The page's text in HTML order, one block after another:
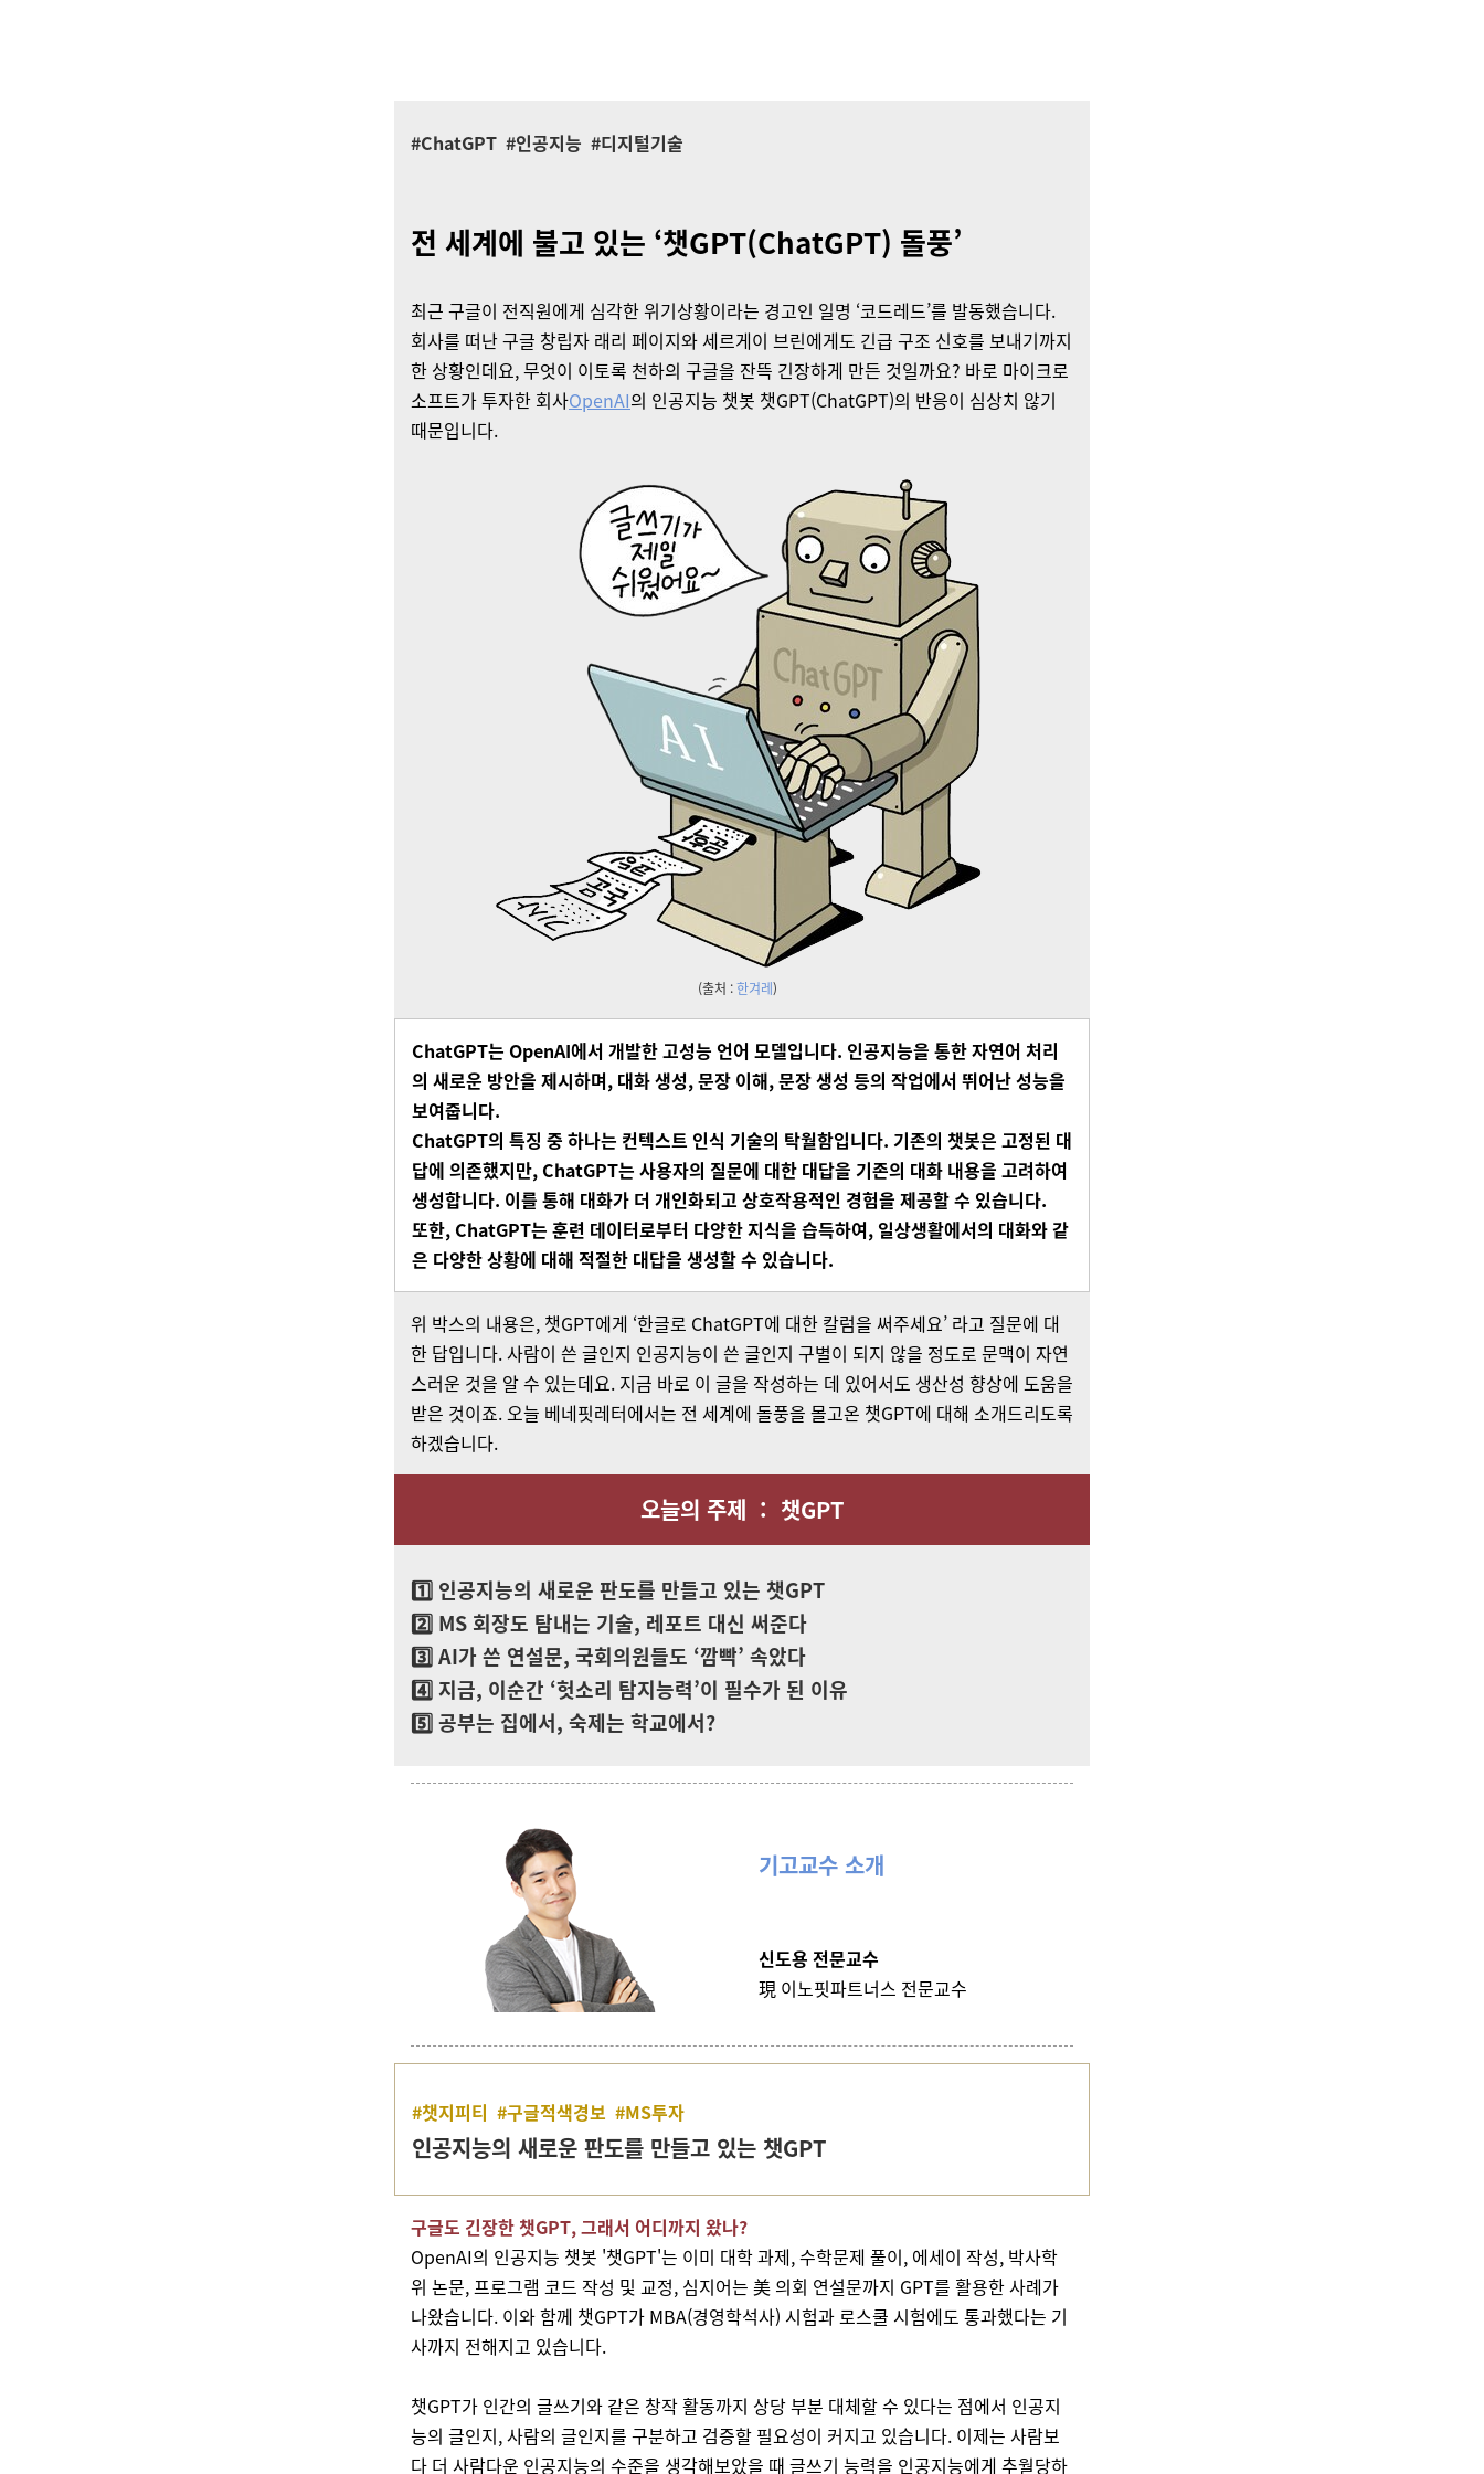
#ChatGPT #인공지능 #디지털기술
전 세계에 불고 있는 ‘챗GPT(ChatGPT) 돌풍’
최근 구글이 전직원에게 심각한 위기상황이라는 경고인 일명 ‘코드레드’를 발동했습니다.
회사를 떠난 구글 창립자 래리 페이지와 세르게이 브린에게도 긴급 구조 신호를 보내기까지
한 상황인데요, 무엇이 이토록 천하의 구글을 잔뜩 긴장하게 만든 것일까요? 바로 마이크로
소프트가 투자한 회사OpenAI의 인공지능 챗봇 챗GPT(ChatGPT)의 반응이 심상치 않기
때문입니다.
(출처 :한겨레)
ChatGPT는 OpenAI에서 개발한고성능 언어 모델입니다. 인공지능을 통한자연어 처리
의 새로운 방안을 제시하며, 대화생성, 문장 이해, 문장생성 등의 작업에서 뛰어난성능을
보여줍니다.
ChatGPT의 특징 중 하나는 컨텍스트 인식 기술의 탁월함입니다. 기존의 챗봇은 고정된 대
답에 의존했지만, ChatGPT는 사용자의 질문에 대한 대답을 기존의 대화 내용을 고려하여
생성합니다. 이를 통해 대화가 더 개인화되고 상호작용적인 경험을 제공할수 있습니다.
또한, ChatGPT는 훈련 데이터로부터 다양한지식을 습득하여, 일상생활에서의 대화와같
은 다양한상황에 대해 적절한 대답을 생성할수 있습니다.
위 박스의 내용은, 챗GPT에게 ‘한글로 ChatGPT에 대한 칼럼을 써주세요’ 라고 질문에 대
한 답입니다. 사람이 쓴 글인지 인공지능이 쓴 글인지 구별이 되지 않을 정도로 문맥이 자연
스러운 것을 알 수 있는데요. 지금 바로 이 글을 작성하는 데 있어서도 생산성 향상에 도움을
받은 것이죠. 오늘 베네핏레터에서는 전 세계에 돌풍을 몰고온 챗GPT에 대해 소개드리도록
하겠습니다.
오늘의 주제 : 챗GPT
1️⃣ 인공지능의 새로운 판도를 만들고 있는 챗GPT
2️⃣ MS 회장도 탐내는 기술, 레포트 대신 써준다
3️⃣ AI가 쓴 연설문, 국회의원들도 ‘깜빡’ 속았다
4️⃣ 지금, 이순간 ‘헛소리 탐지능력’이 필수가 된 이유
5️⃣ 공부는 집에서, 숙제는 학교에서?
기고교수 소개
신도용 전문교수
現 이노핏파트너스 전문교수
#챗지피티 #구글적색경보 #MS투자
인공지능의 새로운 판도를 만들고 있는 챗GPT
구글도 긴장한 챗GPT, 그래서 어디까지 왔나?
OpenAI의 인공지능 챗봇 '챗GPT'는 이미 대학 과제, 수학문제 풀이, 에세이 작성, 박사학
위 논문, 프로그램 코드 작성 및 교정, 심지어는 美 의회 연설문까지 GPT를 활용한 사례가
나왔습니다. 이와 함께 챗GPT가 MBA(경영학석사) 시험과 로스쿨 시험에도 통과했다는 기
사까지 전해지고 있습니다.
챗GPT가 인간의 글쓰기와 같은 창작 활동까지 상당 부분 대체할 수 있다는 점에서 인공지
능의 글인지, 사람의 글인지를 구분하고 검증할 필요성이 커지고 있습니다. 이제는 사람보
다 더 사람다운 인공지능의 수준을 생각해보았을 때 글쓰기 능력을 인공지능에게 추월당하